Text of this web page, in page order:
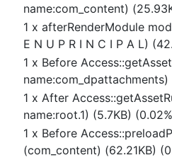
name:com_content)
1 x afterRenderModule
E N U P R I N C I P A L)
1 x Before
1 x After
name:root.1) (5.7KB)
1 x Before
(com_content) (62.21KB)